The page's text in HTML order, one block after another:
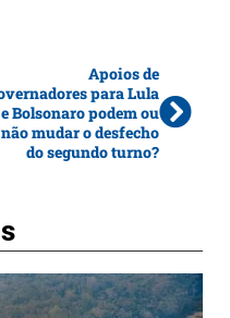
Apoios de
para Lula
e Bolsonaro podem ou
não mudar o desfecho
do segundo turno?